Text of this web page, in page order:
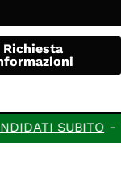
Richiesta
- Open Day in